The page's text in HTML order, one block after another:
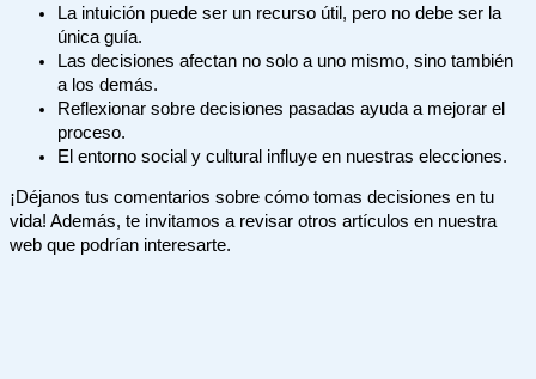
La intuición puede ser un recurso útil, pero no debe ser la
única guía.
Las decisiones afectan no solo a uno mismo, sino también
a los demás.
Reflexionar sobre decisiones pasadas ayuda a mejorar el
proceso.
El entorno social y cultural influye en nuestras elecciones.
¡Déjanos tus comentarios sobre cómo tomas decisiones en tu
vida! Además, te invitamos a revisar otros artículos en nuestra
web que podrían interesarte.